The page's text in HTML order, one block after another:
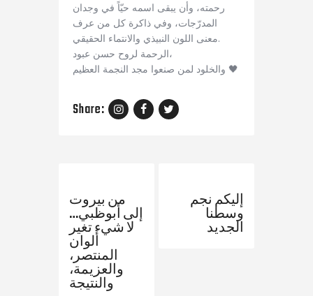
رحمته، وأن يبقى اسمه حيّاً في وجدان
المدرّجات، وفي ذاكرة كل من عرف
معنى اللون النبيذي والانتماء الحقيقي.
الرحمة لروح حسن عبود،
والخلود لمن صنعوا مجد النجمة العظيم 🖤
Share:
من بيروت
إلى أبوظبي…
لا شيء تغير
ألوان
المنتصر،
والعزيمة،
والنتيجة
إليكم نجم
وسطنا
الجديد